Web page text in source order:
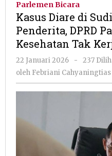
Parlemen Bicara
Kasus Diare di
Penderita, DPRD
Kesehatan Tak
22 Januari 2026
oleh
Febriani
-
237
oleh Febriani Cahyaningtias